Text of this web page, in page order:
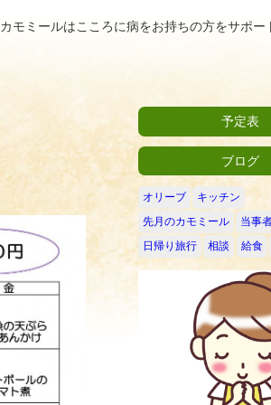
カモミールはこころに病をお持ちの方をサポー
予定表
ブログ
オリーブ キッチン
先月のカモミール 当事
日帰り旅行 相談 給食